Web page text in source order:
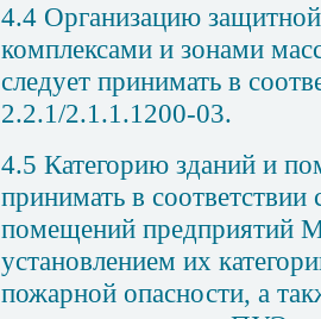
4.4 Организацию
комплексами и зонами
следует принимать в
2.2.1/2.1.1.1200-03.
4.5 Категорию зданий и
принимать в
помещений предприятий
установлением их
пожарной опасности, а